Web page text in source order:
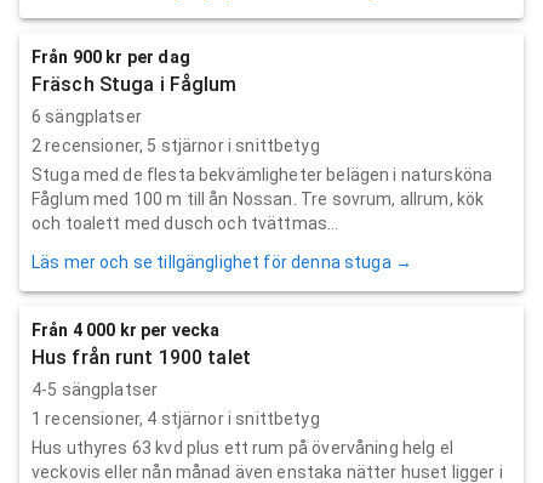
Från 900 kr per dag
Fräsch Stuga i Fåglum
6 sängplatser
2 recensioner, 5 stjärnor i snittbetyg
Stuga med de flesta bekvämligheter belägen i natursköna
Fåglum med 100 m till ån Nossan. Tre sovrum, allrum, kök
och toalett med dusch och tvättmas...
Läs mer och se tillgänglighet för denna stuga →
Från 4 000 kr per vecka
Hus från runt 1900 talet
4-5 sängplatser
1 recensioner, 4 stjärnor i snittbetyg
Hus uthyres 63 kvd plus ett rum på övervåning helg el
veckovis eller nån månad även enstaka nätter huset ligger i